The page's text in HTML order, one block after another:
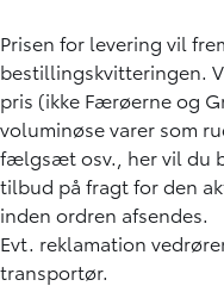
Prisen for levering vil
bestillingskvitteringen.
pris (ikke Færøerne og
voluminøse varer som
fælgsæt osv., her vil du
tilbud på fragt for den
inden ordren afsendes.
Evt. reklamation
transportør.